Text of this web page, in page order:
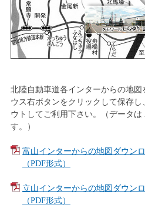
北陸自動車道各インターからの地
ウス右ボタンをクリックして保存
ウトしてご利用下さい。（データは
す。）
富山インターからの地図ダウン
（PDF形式）
立山インターからの地図ダウン
（PDF形式）